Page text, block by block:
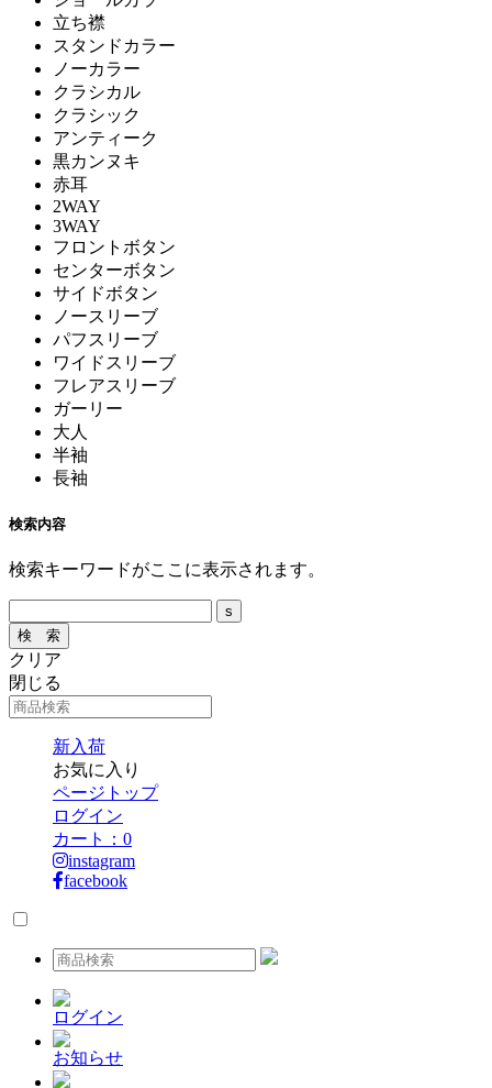
立ち襟
スタンドカラー
ノーカラー
クラシカル
クラシック
アンティーク
黒カンヌキ
赤耳
2WAY
3WAY
フロントボタン
センターボタン
サイドボタン
ノースリーブ
パフスリーブ
ワイドスリーブ
フレアスリーブ
ガーリー
大人
半袖
長袖
検索内容
検索キーワードがここに表示されます。
クリア
閉じる
新入荷
お気に入り
ページトップ
ログイン
カート： 0
instagram
facebook
ログイン
お知らせ